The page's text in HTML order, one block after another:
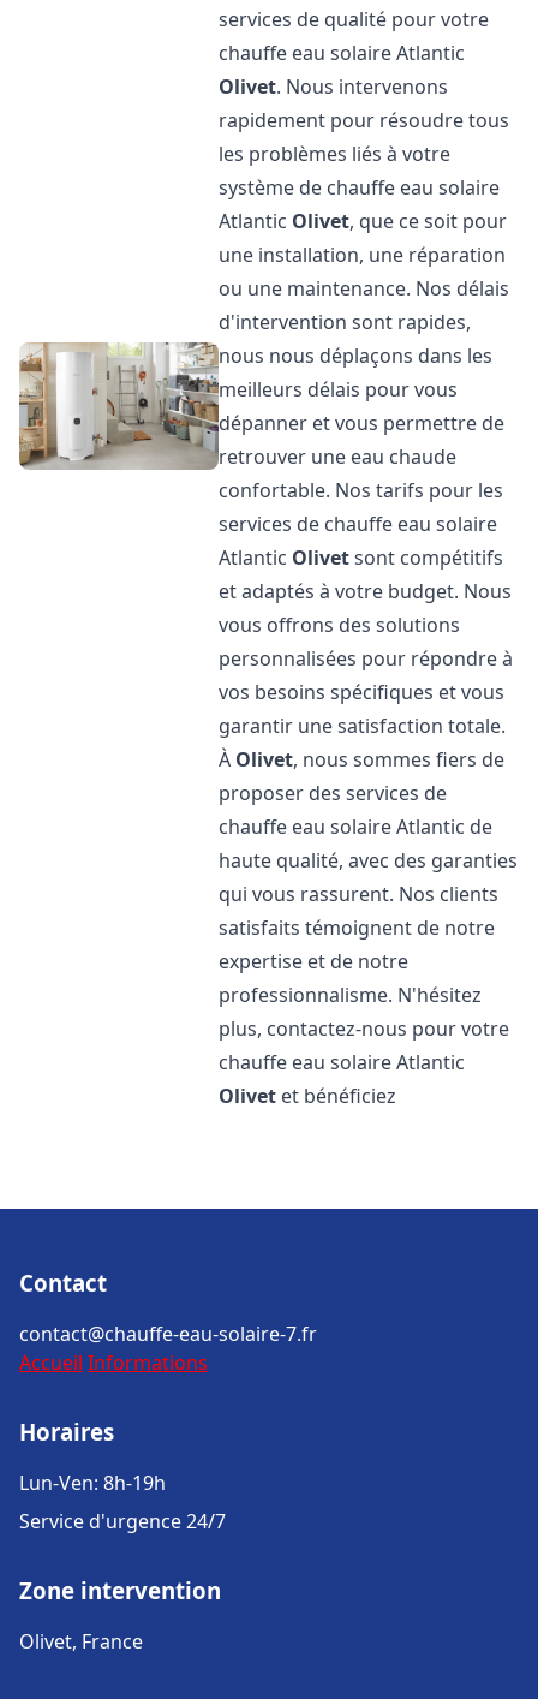
services de qualité pour votre
chauffe eau solaire Atlantic
Olivet. Nous intervenons
rapidement pour résoudre tous
les problèmes liés à votre
système de chauffe eau solaire
Atlantic Olivet, que ce soit pour
une installation, une réparation
ou une maintenance. Nos délais
d'intervention sont rapides,
nous nous déplaçons dans les
meilleurs délais pour vous
dépanner et vous permettre de
retrouver une eau chaude
confortable. Nos tarifs pour les
services de chauffe eau solaire
Atlantic Olivetsont compétitifs
et adaptés à votre budget. Nous
vous offrons des solutions
personnalisées pour répondre à
vos besoins spécifiques et vous
garantir une satisfaction totale.
À Olivet, nous sommes fiers de
proposer des services de
chauffe eau solaire Atlantic de
haute qualité, avec des garanties
qui vous rassurent. Nos clients
satisfaits témoignent de notre
expertise et de notre
professionnalisme. N'hésitez
plus, contactez-nous pour votre
chauffe eau solaire Atlantic
Olivet et bénéficiez
Contact
contact@chauffe-eau-solaire-7.fr
Accueil Informations
Horaires
Lun-Ven: 8h-19h
Service d'urgence 24/7
Zone intervention
Olivet, France